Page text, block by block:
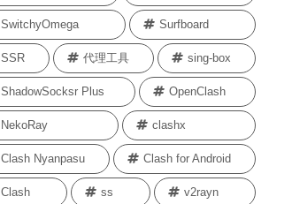
SwitchyOmega Surfboard
SSR 代理工具 sing-box
ShadowSocksr Plus OpenClash
NekoRay clashx
Clash Nyanpasu Clash for Android
Clash ss v2rayn